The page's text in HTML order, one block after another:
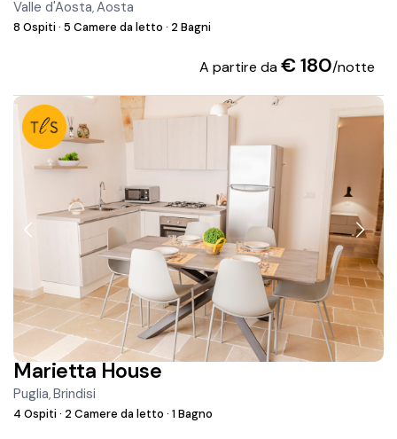
Valle d'Aosta,Aosta
8 Ospiti· 5 Camere da letto· 2 Bagni
A partire da€ 180/notte
Marietta House
Puglia,Brindisi
4 Ospiti· 2 Camere da letto· 1 Bagno